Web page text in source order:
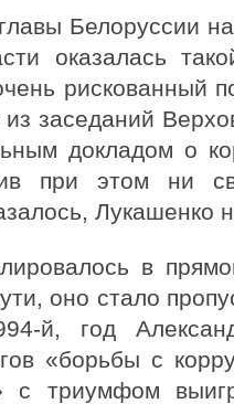
Белоруссии
оказалась
рискованный
заседаний
докладом о
при этом ни
Лукашенко
в
оно стало
й, год
«борьбы с
с триумфом